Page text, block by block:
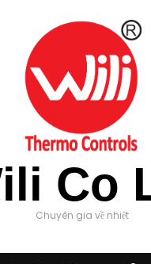
Co
Chuyên gia về nhiệt